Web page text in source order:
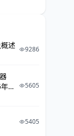
述 9286
攻
5605
5405